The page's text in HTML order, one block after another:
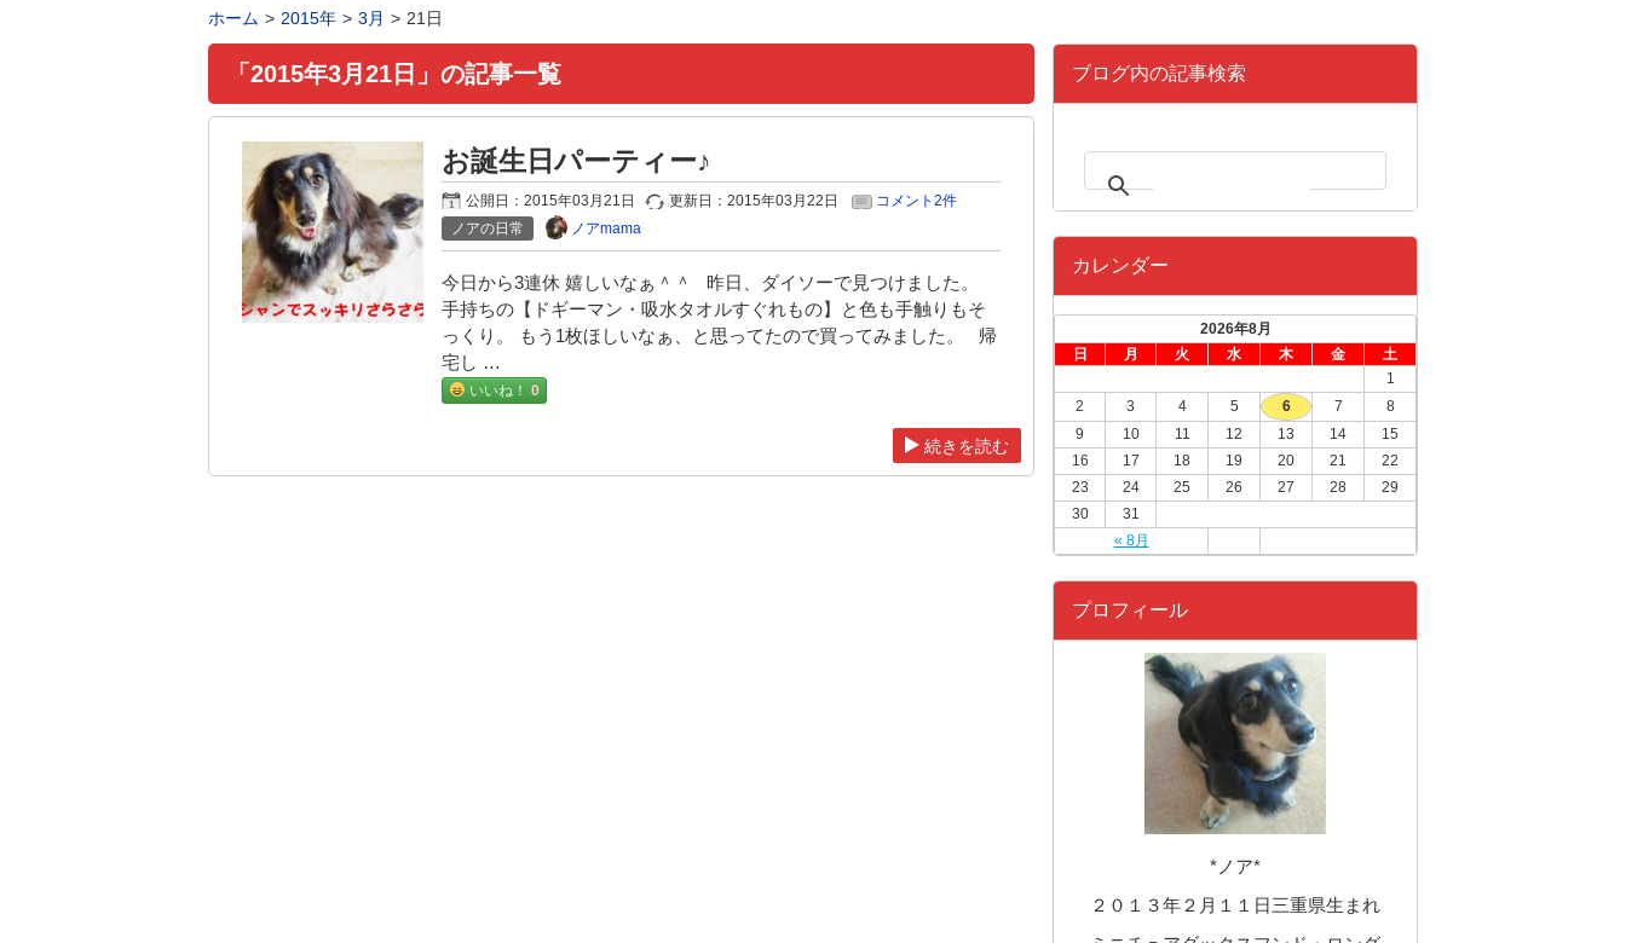
ホーム 2015年 3月 21日
「2015年3月21日」の記事一覧
お誕生日パーティー♪
公開日：2015年03月21日 更新日：2015年03月22日
コメント2件
ノアの日常
ノアmama
今日から3連休 嬉しいなぁ＾＾ 昨日、ダイソーで見つけました。
手持ちの【ドギーマン・吸水タオルすぐれもの】と色も手触りもそ
っくり。 もう1枚ほしいなぁ、と思ってたので買ってみました。 帰
宅し …
いいね！ 0
続きを読む
ブログ内の記事検索
カレンダー
2026年8月
日
月 火 水 木 金 土
« 8月
1
2
3 4 5 6 7
8
9
10 11 12 13 14
15
16
17 18 19 20 21
22
23
24 25 26 27 28
29
30
31
プロフィール
*ノア*
２０１３年２月１１日三重県生まれ